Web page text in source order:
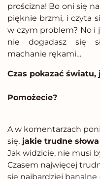
prościzna! Bo oni się
pięknie brzmi, i czyta
w czym problem? No i
nie dogadasz się
machanie rękami…
Czas pokazać
.
Pomożecie?
.
A w komentarzach
się, jakie trudne
Jak widzicie, nie musi
Czasem najwięcej
się najbardziej banalne